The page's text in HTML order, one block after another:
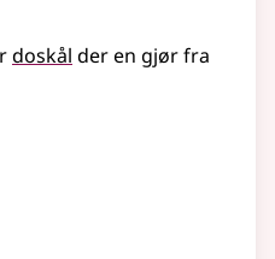
doskål der en gjør fra